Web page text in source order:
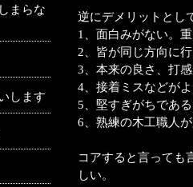
まらな
します
逆にデメリットとし
1、面白みがない。
2、皆が同じ方向に
3、本来の良さ、打
4、接着ミスなどが
5、堅すぎがちであ
6、熟練の木工職人
コアすると言っても
しい。